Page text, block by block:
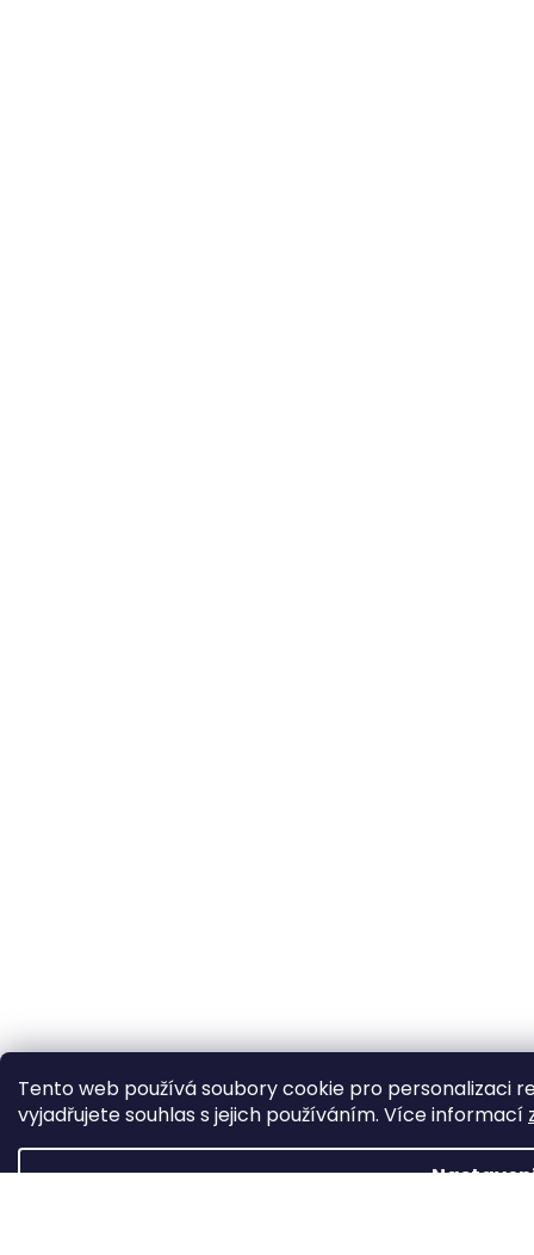
Tento web používá soubory cookie pro personalizaci
vyjadřujete souhlas s jejich používáním. Více informací